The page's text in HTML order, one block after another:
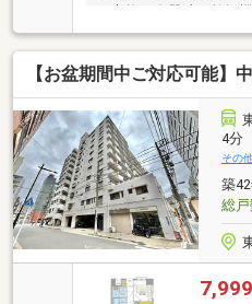
７月１４日完了）～～
～～～～～・耐震ドア
ボックス・ペット飼育
【お盆期間中ご対応可能】
4分
その
築
総
7,999